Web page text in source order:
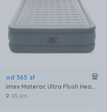
od 365 zł
Intex Materac Ultra Plush Headboard 64448
35 km